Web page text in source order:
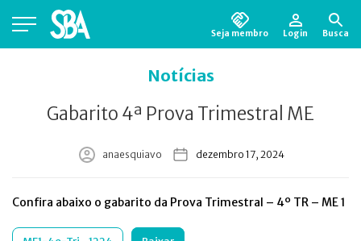
Seja membro Login Busca
Notícias
Gabarito 4ª Prova Trimestral ME
anaesquiavo dezembro 17, 2024
Confira abaixo o gabarito da Prova Trimestral – 4º TR – ME 1